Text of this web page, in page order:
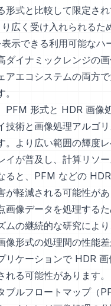
形式と比較して限定され
広く受け入れられるた
示できる利用可能なハ
ダイナミックレンジの
アエコシステムの両方
PFM 形式と HDR 画像
技術と画像処理アルゴ
。より広い範囲の輝度
イが普及し、計算リソー
ると、PFM などの
軽減される可能性があ
画像データを処理するた
ムの継続的な研究によ
像形式の処理間の性能
リケーションで HDR
る可能性があります。
ブルフロートマップ（